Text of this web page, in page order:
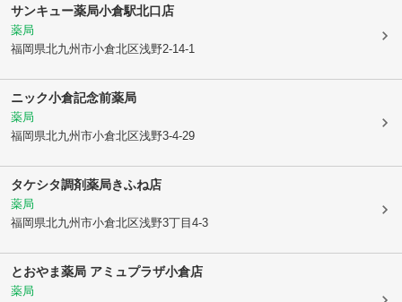
サンキュー薬局小倉駅北口店
薬局
福岡県北九州市小倉北区浅野2-14-1
ニック小倉記念前薬局
薬局
福岡県北九州市小倉北区浅野3-4-29
タケシタ調剤薬局きふね店
薬局
福岡県北九州市小倉北区浅野3丁目4-3
とおやま薬局 アミュプラザ小倉店
薬局